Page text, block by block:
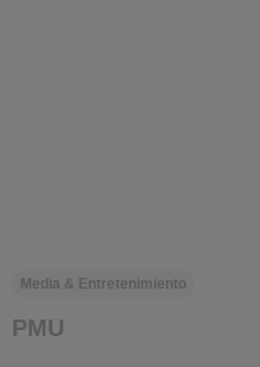
Media & Entretenimiento
PMU